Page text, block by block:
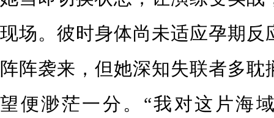
现场。彼时身体尚未适应孕期反
阵阵袭来，但她深知失联者多耽
望便渺茫一分。“我对这片海